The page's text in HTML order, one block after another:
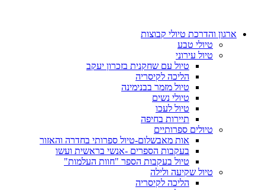
ארגון והדרכת טיולי קבוצות
טיולי טבע
טיול עירוני
טיול עם שחקנית בזכרון יעקב
הליכה לקיסריה
טיול מזמר בבנימינה
טיולי נשים
טיול לעכו
תיירות בחיפה
טיולים ספרותיים
אות מאבשלום-טיול ספרותי בחדרה והאזור
בעקבות הספרים -אנשי בראשית ועשו
טיול בעקבות הספר "חוות העלמות"
טיול שקיעה ולילה
הליכה לקיסריה